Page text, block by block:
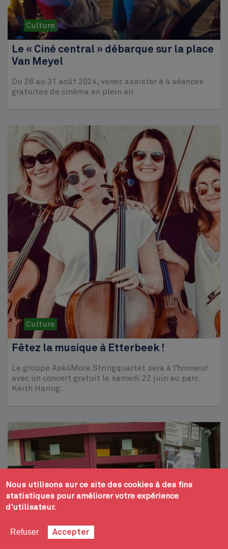
Culture
Le « Ciné central » débarque sur la place
Van Meyel
Du 28 au 31 août 2024, venez assister à 4 séances
gratuites de cinéma en plein air.
Culture
Fêtez la musique à Etterbeek !
Le groupe Ask4More Stringquartet sera à l’honneur
avec un concert gratuit le samedi 22 juin au parc
Keith Haring.
Nous utilisons sur ce site des cookies à des fins
statistiques pour améliorer votre expérience
d'utilisateur.
Refuser Accepter